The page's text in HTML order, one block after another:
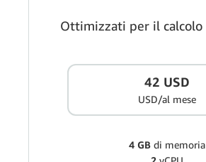
Ottimizzati per il calcolo
42 USD
USD/al mese
4 GB di memoria